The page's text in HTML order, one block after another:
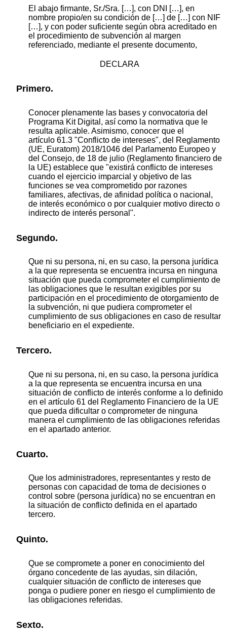
El abajo firmante, Sr./Sra. […], con DNI […], en
nombre propio/en su condición de […] de […] con NIF
[…], y con poder suficiente según obra acreditado en
el procedimiento de subvención al margen
referenciado, mediante el presente documento,
DECLARA
Primero.
Conocer plenamente las bases y convocatoria del
Programa Kit Digital, así como la normativa que le
resulta aplicable. Asimismo, conocer que el
artículo 61.3 "Conflicto de intereses", del Reglamento
(UE, Euratom) 2018/1046 del Parlamento Europeo y
del Consejo, de 18 de julio (Reglamento financiero de
la UE) establece que "existirá conflicto de intereses
cuando el ejercicio imparcial y objetivo de las
funciones se vea comprometido por razones
familiares, afectivas, de afinidad política o nacional,
de interés económico o por cualquier motivo directo o
indirecto de interés personal".
Segundo.
Que ni su persona, ni, en su caso, la persona jurídica
a la que representa se encuentra incursa en ninguna
situación que pueda comprometer el cumplimiento de
las obligaciones que le resultan exigibles por su
participación en el procedimiento de otorgamiento de
la subvención, ni que pudiera comprometer el
cumplimiento de sus obligaciones en caso de resultar
beneficiario en el expediente.
Tercero.
Que ni su persona, ni, en su caso, la persona jurídica
a la que representa se encuentra incursa en una
situación de conflicto de interés conforme a lo definido
en el artículo 61 del Reglamento Financiero de la UE
que pueda dificultar o comprometer de ninguna
manera el cumplimiento de las obligaciones referidas
en el apartado anterior.
Cuarto.
Que los administradores, representantes y resto de
personas con capacidad de toma de decisiones o
control sobre (persona jurídica) no se encuentran en
la situación de conflicto definida en el apartado
tercero.
Quinto.
Que se compromete a poner en conocimiento del
órgano concedente de las ayudas, sin dilación,
cualquier situación de conflicto de intereses que
ponga o pudiere poner en riesgo el cumplimiento de
las obligaciones referidas.
Sexto.